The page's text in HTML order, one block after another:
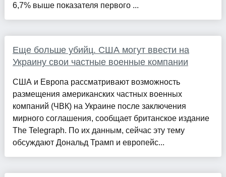
6,7% выше показателя первого ...
Еще больше убийц. США могут ввести на
Украину свои частные военные компании
США и Европа рассматривают возможность
размещения американских частных военных
компаний (ЧВК) на Украине после заключения
мирного соглашения, сообщает британское издание
The Telegraph. По их данным, сейчас эту тему
обсуждают Дональд Трамп и европейс...